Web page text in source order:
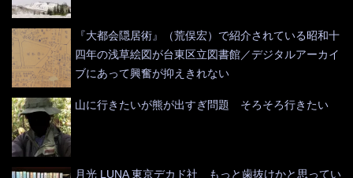
『大都会隠居術』（荒俣宏）で紹介されている昭和十
四年の浅草絵図が台東区立図書館／デジタルアーカイ
ブにあって興奮が抑えきれない
山に行きたいが熊が出すぎ問題 そろそろ行きたい
月光 LUNA 東京デカド社 もっと歯抜けかと思ってい